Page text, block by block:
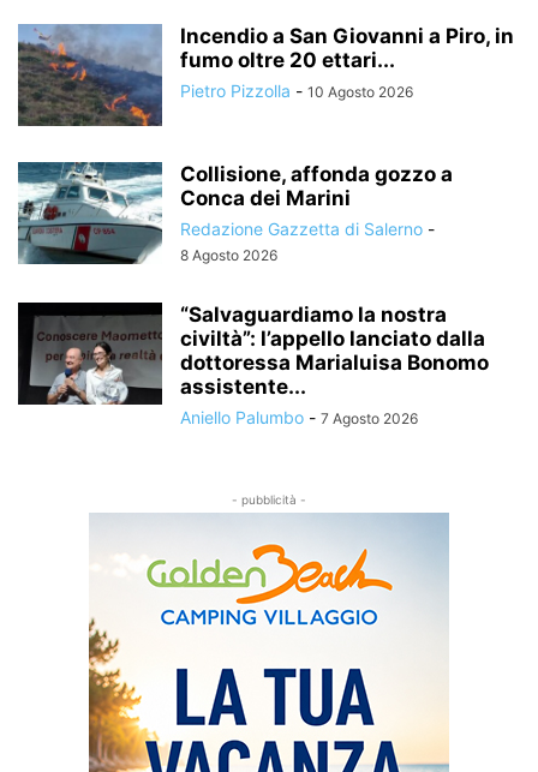
Incendio a San Giovanni a Piro, in
fumo oltre 20 ettari...
Pietro Pizzolla - 10 Agosto 2026
Collisione, affonda gozzo a
Conca dei Marini
Redazione Gazzetta di Salerno -
8 Agosto 2026
“Salvaguardiamo la nostra
civiltà”: l’appello lanciato dalla
dottoressa Marialuisa Bonomo
assistente...
Aniello Palumbo - 7 Agosto 2026
- pubblicità -